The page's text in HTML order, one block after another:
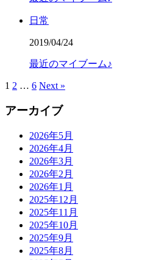
日常
2019/04/24
最近のマイブーム♪
1 2 … 6 Next »
アーカイブ
2026年5月
2026年4月
2026年3月
2026年2月
2026年1月
2025年12月
2025年11月
2025年10月
2025年9月
2025年8月